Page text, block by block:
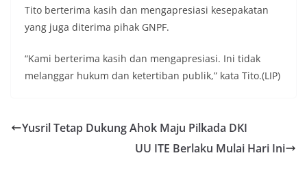
Tito berterima kasih dan mengapresiasi kesepakatan
yang juga diterima pihak GNPF.
“Kami berterima kasih dan mengapresiasi. Ini tidak
melanggar hukum dan ketertiban publik,” kata Tito.(LIP)
Yusril Tetap Dukung Ahok Maju Pilkada DKI
UU ITE Berlaku Mulai Hari Ini